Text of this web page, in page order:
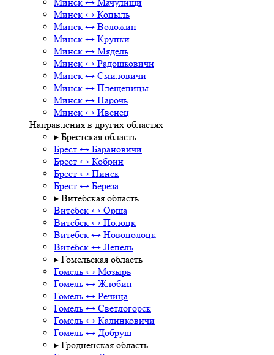
Минск ↔ Копыль
Минск ↔ Воложин
Минск ↔ Крупки
Минск ↔ Мядель
Минск ↔ Радошковичи
Минск ↔ Смиловичи
Минск ↔ Плещеницы
Минск ↔ Нарочь
Минск ↔ Ивенец
Направления в других областях
▸ Брестская область
Брест ↔ Барановичи
Брест ↔ Кобрин
Брест ↔ Пинск
Брест ↔ Берёза
▸ Витебская область
Витебск ↔ Орша
Витебск ↔ Полоцк
Витебск ↔ Новополоцк
Витебск ↔ Лепель
▸ Гомельская область
Гомель ↔ Мозырь
Гомель ↔ Жлобин
Гомель ↔ Речица
Гомель ↔ Светлогорск
Гомель ↔ Калинковичи
Гомель ↔ Добруш
▸ Гродненская область